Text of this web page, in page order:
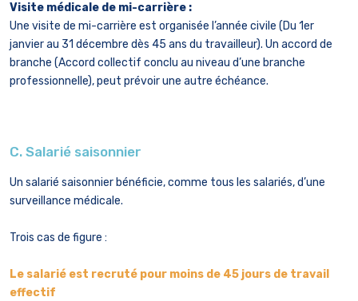
Visite médicale de mi-carrière :
Une visite de mi-carrière est organisée l’année civile (Du 1er
janvier au 31 décembre dès 45 ans du travailleur). Un accord de
branche (Accord collectif conclu au niveau d’une branche
professionnelle), peut prévoir une autre échéance.
C. Salarié saisonnier
Un salarié saisonnier bénéficie, comme tous les salariés, d’une
surveillance médicale.
Trois cas de figure :
Le salarié est recruté pour moins de 45 jours de travail
effectif